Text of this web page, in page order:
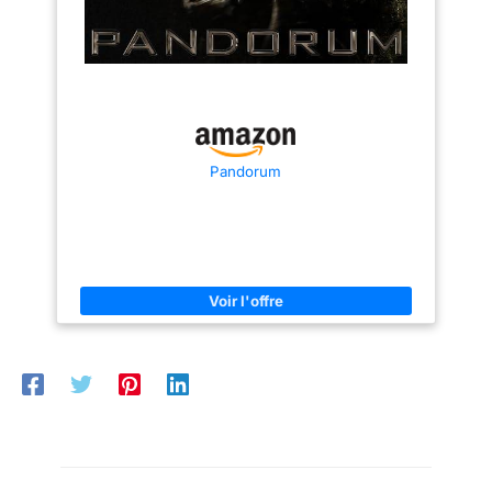
une excellente ventilation
de votre serre
polytunnel. En même
indésirables et
permettent un accès
facile pour l'entretien et
récolte réussie.
STRUCTURE STABLE ET
anti-poussière est en
m x 300 cm, qui est non
seulement résistant aux
substances nocives. Plaque en
plastique épaissie pour serre :
Pandorum